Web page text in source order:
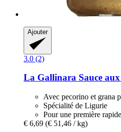
Ajouter
3.0 (2)
La Gallinara Sauce
Avec pecorino et grana
Spécialité de Ligurie
Pour une première rapide
€ 6,69 (€ 51,46 / kg)